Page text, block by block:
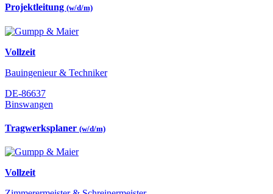
Projektleitung (w/d/m)
Vollzeit
Bauingenieur & Techniker
DE-86637
Binswangen
Tragwerksplaner (w/d/m)
Vollzeit